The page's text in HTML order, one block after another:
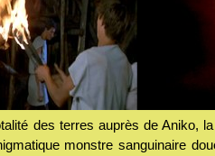
des terres auprès de Aniko,
monstre sanguinaire